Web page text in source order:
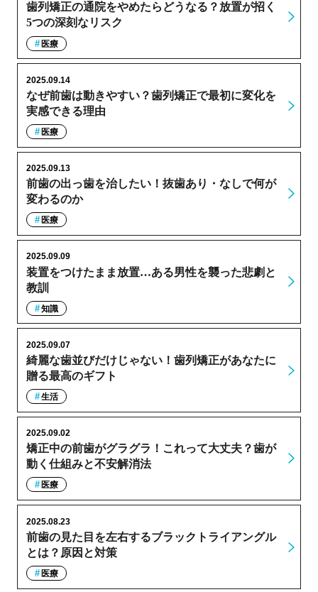
歯列矯正の通院をやめたらどうなる？放置が招く
5つの深刻なリスク
医療
なぜ前歯は動きやすい？歯列矯正で最初に変化を
実感できる理由
2025.09.14
医療
前歯の出っ歯を治したい！抜歯あり・なしで何が
変わるのか
2025.09.13
医療
装置をつけたまま放置…ある男性を襲った悲劇と
教訓
2025.09.09
知識
綺麗な歯並びだけじゃない！歯列矯正があなたに
贈る最高のギフト
2025.09.07
生活
矯正中の前歯がグラグラ！これって大丈夫？歯が
動く仕組みと不安解消法
2025.09.02
医療
前歯の見た目を左右するブラックトライアングル
とは？原因と対策
2025.08.23
医療